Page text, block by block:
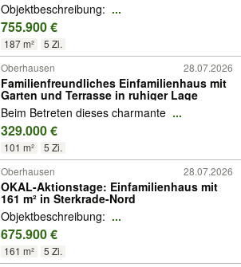
Objektbeschreibung: ...
755.900 €
187 m² 5 Zi.
Oberhausen 28.07.2026
Familienfreundliches Einfamilienhaus mit
Garten und Terrasse in ruhiger Lage
Beim Betreten dieses charmante ...
329.000 €
101 m² 5 Zi.
Oberhausen 28.07.2026
OKAL-Aktionstage: Einfamilienhaus mit
161 m² in Sterkrade-Nord
Objektbeschreibung: ...
675.900 €
161 m² 5 Zi.